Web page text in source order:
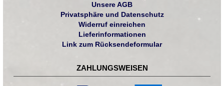
Unsere AGB
Privatsphäre und Datenschutz
Widerruf einreichen
Lieferinformationen
Link zum Rücksendeformular
ZAHLUNGSWEISEN